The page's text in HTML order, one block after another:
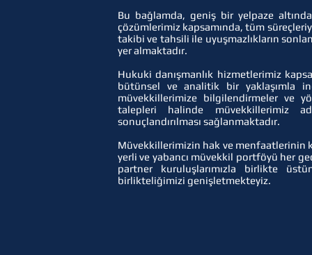
Bu bağlamda, geniş bir yelpaze
çözümlerimiz kapsamında, tüm
takibi ve tahsili ile uyuşmazlıkların
yer almaktadır.
Hukuki danışmanlık hizmetlerimiz
bütünsel ve analitik bir yaklaşımla
müvekkillerimize bilgilendirmeler ve
talepleri halinde müvekkillerimiz
sonuçlandırılması sağlanmaktadır.
Müvekkillerimizin hak ve menfaatlerinin
yerli ve yabancı müvekkil portföyü her
partner kuruluşlarımızla birlikte
birlikteliğimizi genişletmekteyiz.